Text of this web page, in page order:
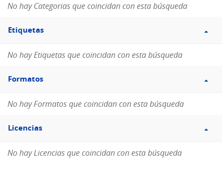
No hay Categorias que coincidan con esta búsqueda
Filtro
Etiquetas
Etiquetas
No hay Etiquetas que coincidan con esta búsqueda
Filtro
Formatos
Formatos
No hay Formatos que coincidan con esta búsqueda
Filtro
Licencias
Licencias
No hay Licencias que coincidan con esta búsqueda